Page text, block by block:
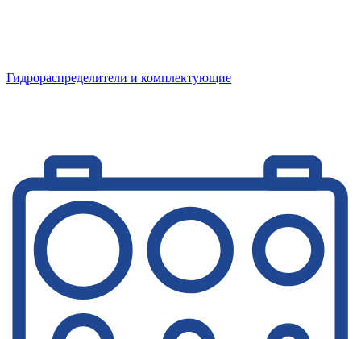
Гидрораспределители и комплектующие